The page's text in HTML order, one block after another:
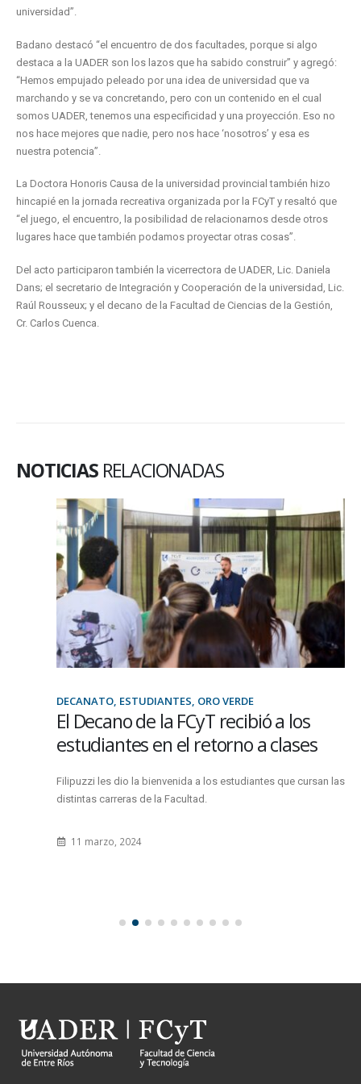
universidad”.
Badano destacó “el encuentro de dos facultades, porque si algo
destaca a la UADER son los lazos que ha sabido construir” y agregó:
“Hemos empujado peleado por una idea de universidad que va
marchando y se va concretando, pero con un contenido en el cual
somos UADER, tenemos una especificidad y una proyección. Eso no
nos hace mejores que nadie, pero nos hace ‘nosotros’ y esa es
nuestra potencia”.
La Doctora Honoris Causa de la universidad provincial también hizo
hincapié en la jornada recreativa organizada por la FCyT y resaltó que
“el juego, el encuentro, la posibilidad de relacionarnos desde otros
lugares hace que también podamos proyectar otras cosas”.
Del acto participaron también la vicerrectora de UADER, Lic. Daniela
Dans; el secretario de Integración y Cooperación de la universidad, Lic.
Raúl Rousseux; y el decano de la Facultad de Ciencias de la Gestión,
Cr. Carlos Cuenca.
NOTICIAS RELACIONADAS
DECANATO, ESTUDIANTES, ORO VERDE
El Decano de la FCyT recibió a los
estudiantes en el retorno a clases
Filipuzzi les dio la bienvenida a los estudiantes que cursan las
distintas carreras de la Facultad.
11 marzo, 2024